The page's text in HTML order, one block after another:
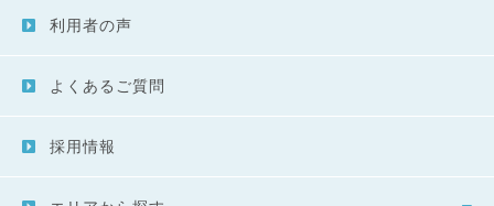
利用者の声
よくあるご質問
採用情報